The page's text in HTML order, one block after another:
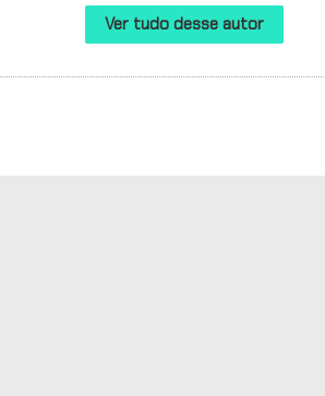
Ver tudo desse autor